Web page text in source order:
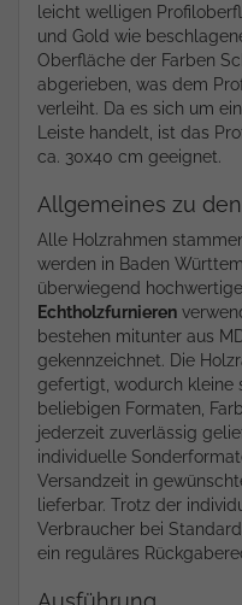
leicht welligen
und Gold wie
Oberfläche der Farben
abgerieben, was dem
verleiht. Da es sich um
Leiste handelt, ist das
ca. 30x40 cm geeignet.
Allgemeines zu
Alle Holzrahmen
werden in Baden
überwiegend hochwertige
Echtholzfurnieren
bestehen mitunter aus
gekennzeichnet. Die
gefertigt, wodurch kleine
beliebigen Formaten,
jederzeit zuverlässig
individuelle
Versandzeit in
lieferbar. Trotz der
Verbraucher bei
ein reguläres